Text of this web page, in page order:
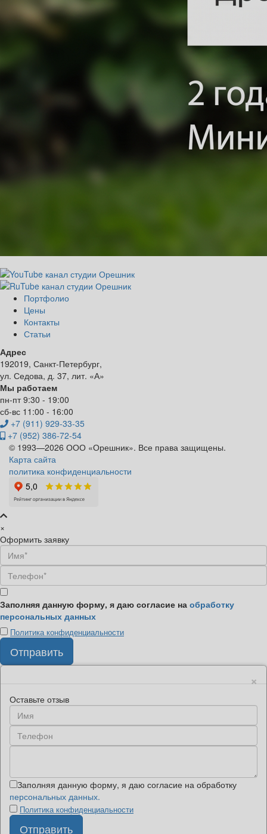
Портфолио
Цены
Контакты
Статьи
Адрес
192019, Санкт-Петербург,
ул. Седова, д. 37, лит. «А»
Мы работаем
пн-пт 9:30 - 19:00
сб-вс 11:00 - 16:00
+7 (911) 929-33-35
+7 (952) 386-72-54
© 1993—2026 ООО «Орешник». Все права защищены.
Карта сайта
политика конфиденциальности
×
Оформить заявку
Заполняя данную форму, я даю согласие на обработку
персональных данных
Политика конфиденциальности
×
Оставьте отзыв
Заполняя данную форму, я даю согласие на обработку
персональных данных.
Политика конфиденциальности